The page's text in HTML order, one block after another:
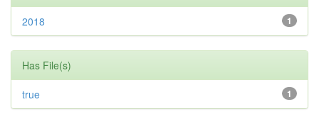
1
2018
Has File(s)
1
true